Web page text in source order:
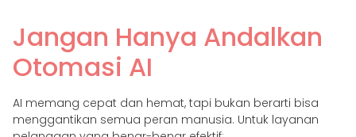
Jangan Hanya Andalkan
Otomasi AI
AI memang cepat dan hemat, tapi bukan berarti bisa
menggantikan semua peran manusia. Untuk layanan